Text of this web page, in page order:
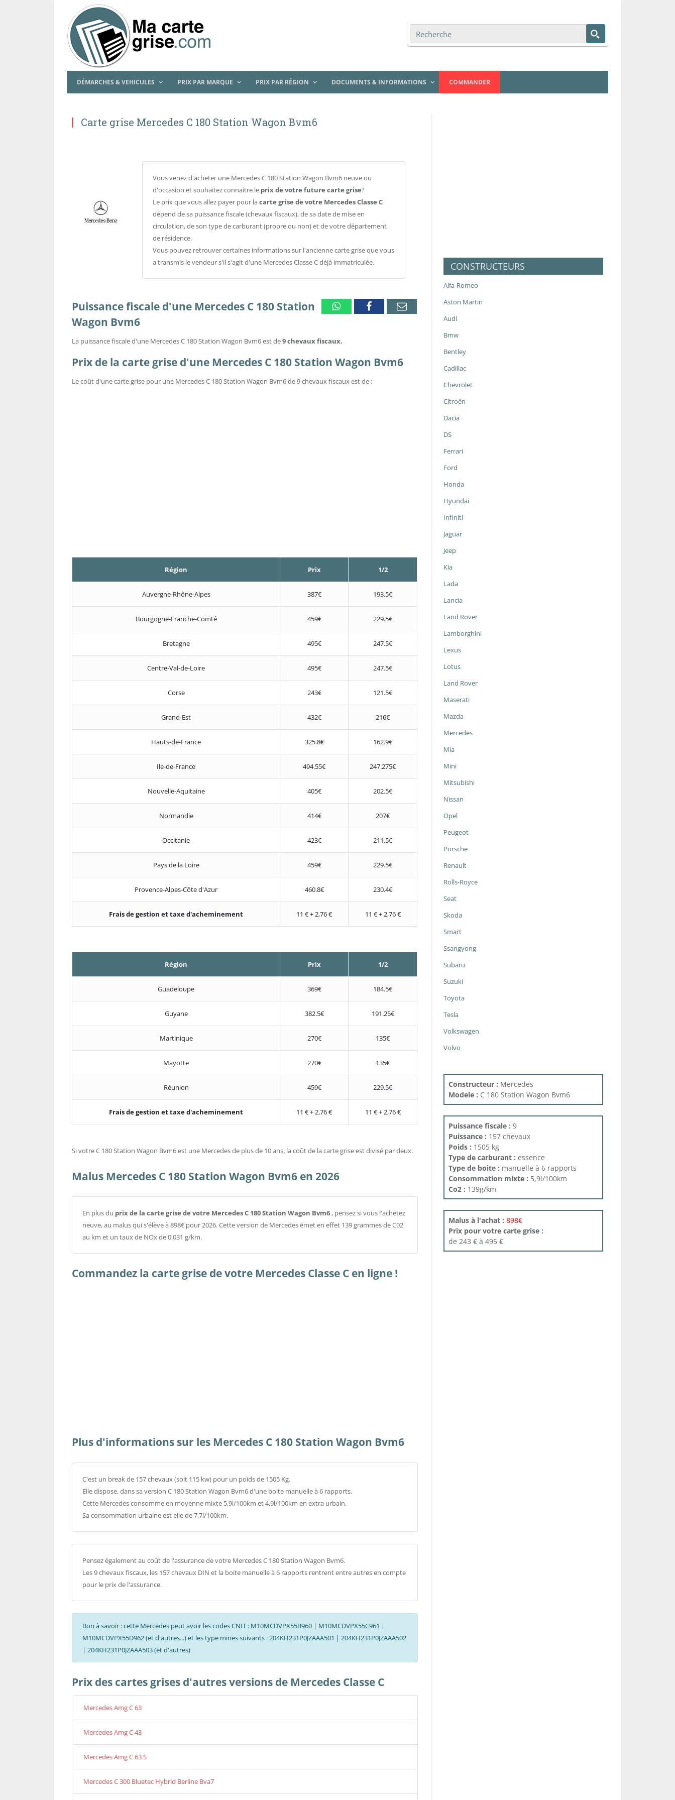
DÉMARCHES & VEHICULES PRIX PAR MARQUE PRIX PAR RÉGION DOCUMENTS & INFORMATIONS COMMANDER
Carte grise Mercedes C 180 Station Wagon Bvm6
Vous venez d'acheter une Mercedes C 180 Station Wagon Bvm6 neuve ou
d'occasion et souhaitez connaitre le prix de votre future carte grise?
Le prix que vous allez payer pour lacarte grise de votre Mercedes Classe C
dépend de sa puissance fiscale (chevaux fiscaux), de sa date de mise en
circulation, de son type de carburant (propre ou non) et de votre département
de résidence.
Vous pouvez retrouver certaines informations sur l'ancienne carte grise que vous
a transmis le vendeur s'il s'agit d'une Mercedes Classe C déjà immatriculée.
WhatsappFacebookEmail
Puissance fiscale d'une Mercedes C 180 Station
Wagon Bvm6
La puissance fiscale d'une Mercedes C 180 Station Wagon Bvm6 est de9 chevaux fiscaux.
Prix de la carte grise d'une Mercedes C 180 Station Wagon Bvm6
Le coût d'une carte grise pour une Mercedes C 180 Station Wagon Bvm6 de 9 chevaux fiscaux est de :
Région Prix 1/2
Auvergne-Rhône-Alpes 387€ 193.5€
Bourgogne-Franche-Comté 459€ 229.5€
Bretagne 495€ 247.5€
Centre-Val-de-Loire 495€ 247.5€
Corse 243€ 121.5€
Grand-Est 432€ 216€
Hauts-de-France 325.8€ 162.9€
Ile-de-France 494.55€ 247.275€
Nouvelle-Aquitaine 405€ 202.5€
Normandie 414€ 207€
Occitanie 423€ 211.5€
Pays de la Loire 459€ 229.5€
Provence-Alpes-Côte d'Azur 460.8€ 230.4€
Frais de gestion et taxe d'acheminement 11 € + 2,76 € 11 € + 2,76 €
Région Prix 1/2
Guadeloupe 369€ 184.5€
Guyane 382.5€ 191.25€
Martinique 270€ 135€
Mayotte 270€ 135€
Réunion 459€ 229.5€
Frais de gestion et taxe d'acheminement 11 € + 2,76 € 11 € + 2,76 €
Si votre C 180 Station Wagon Bvm6 est une Mercedes de plus de 10 ans, la coût de la carte grise est divisé par deux.
Malus Mercedes C 180 Station Wagon Bvm6 en 2026
En plus du prix de la carte grise de votre Mercedes C 180 Station Wagon Bvm6 , pensez si vous l'achetez
neuve, au malus qui s'élève à 898€ pour 2026. Cette version de Mercedes émet en effet 139 grammes de C02
au km et un taux de NOx de 0,031 g/km.
Commandez la carte grise de votre Mercedes Classe C en ligne !
Plus d'informations sur les Mercedes C 180 Station Wagon Bvm6
C'est un break de 157 chevaux (soit 115 kw) pour un poids de 1505 Kg.
Elle dispose, dans sa version C 180 Station Wagon Bvm6 d'une boite manuelle à 6 rapports.
Cette Mercedes consomme en moyenne mixte 5,9l/100km et 4,9l/100km en extra urbain.
Sa consommation urbaine est elle de 7,7l/100km.
Pensez également au coût de l'assurance de votre Mercedes C 180 Station Wagon Bvm6.
Les 9 chevaux fiscaux, les 157 chevaux DIN et la boite manuelle à 6 rapports rentrent entre autres en compte
pour le prix de l'assurance.
Bon à savoir : cette Mercedes peut avoir les codes CNIT : M10MCDVPX55B960 | M10MCDVPX55C961 |
M10MCDVPX55D962 (et d'autres...) et les type mines suivants : 204KH231P0JZAAA501 | 204KH231P0JZAAA502
| 204KH231P0JZAAA503 (et d'autres)
Prix des cartes grises d'autres versions de Mercedes Classe C
Mercedes Amg C 63
Mercedes Amg C 43
Mercedes Amg C 63 S
Mercedes C 300 Bluetec Hybrid Berline Bva7
CONSTRUCTEURS
Alfa-Romeo
Aston Martin
Audi
Bmw
Bentley
Cadillac
Chevrolet
Citroën
Dacia
DS
Ferrari
Ford
Honda
Hyundai
Infiniti
Jaguar
Jeep
Kia
Lada
Lancia
Land Rover
Lamborghini
Lexus
Lotus
Land Rover
Maserati
Mazda
Mercedes
Mia
Mini
Mitsubishi
Nissan
Opel
Peugeot
Porsche
Renault
Rolls-Royce
Seat
Skoda
Smart
Ssangyong
Subaru
Suzuki
Toyota
Tesla
Volkswagen
Volvo
Constructeur : Mercedes
Modele : C 180 Station Wagon Bvm6
Puissance fiscale : 9
Puissance : 157 chevaux
Poids : 1505 kg
Type de carburant : essence
Type de boite : manuelle à 6 rapports
Consommation mixte : 5,9l/100km
Co2 : 139g/km
Malus à l'achat : 898€
Prix pour votre carte grise :
de 243 € à 495 €